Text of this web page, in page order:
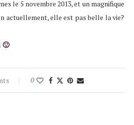
le 5 novembre 2013, et un magnifique
actuellement, elle est pas belle la vie?
🙂
0